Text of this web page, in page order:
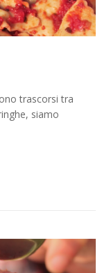
trascorsi tra
siamo